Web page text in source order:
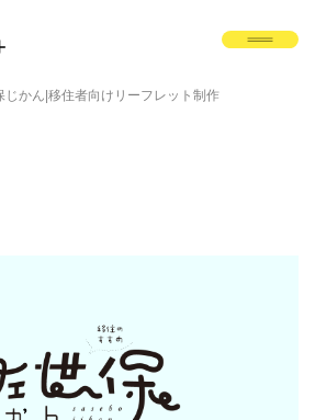
じかん|移住者向けリーフレット制作